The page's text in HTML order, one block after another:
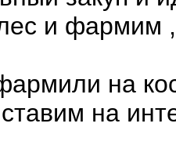
и фармим
на
на